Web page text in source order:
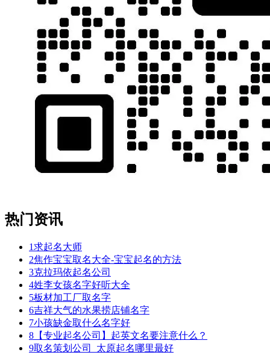
热门资讯
1求起名大师
2焦作宝宝取名大全-宝宝起名的方法
3克拉玛依起名公司
4姓李女孩名字好听大全
5板材加工厂取名字
6吉祥大气的水果捞店铺名字
7小孩缺金取什么名字好
8 【专业起名公司】起英文名要注意什么？
9取名策划公司_太原起名哪里最好